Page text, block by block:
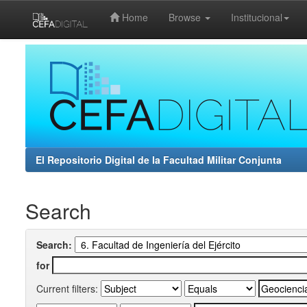
Home Browse Institucional
El Repositorio Digital de la Facultad Militar Conjunta
Search
Search:
for
Current filters: